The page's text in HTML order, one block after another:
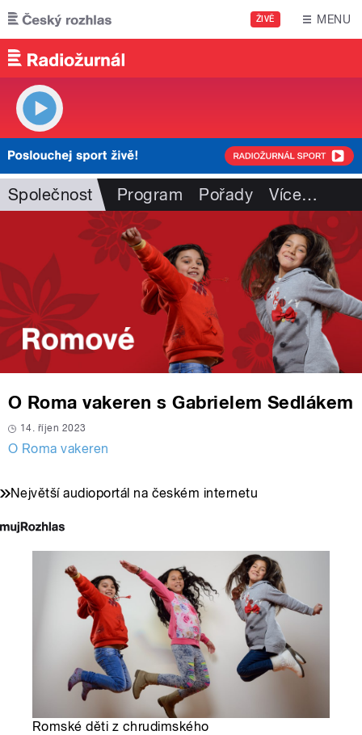
Přejít k hlavnímu obsahu
ŽIVĚ MENU
Společnost Program Pořady Více…
O Roma vakeren s Gabrielem Sedlákem
14. říjen 2023
O Roma vakeren
Největší audioportál na českém internetu
Romské děti z chrudimského